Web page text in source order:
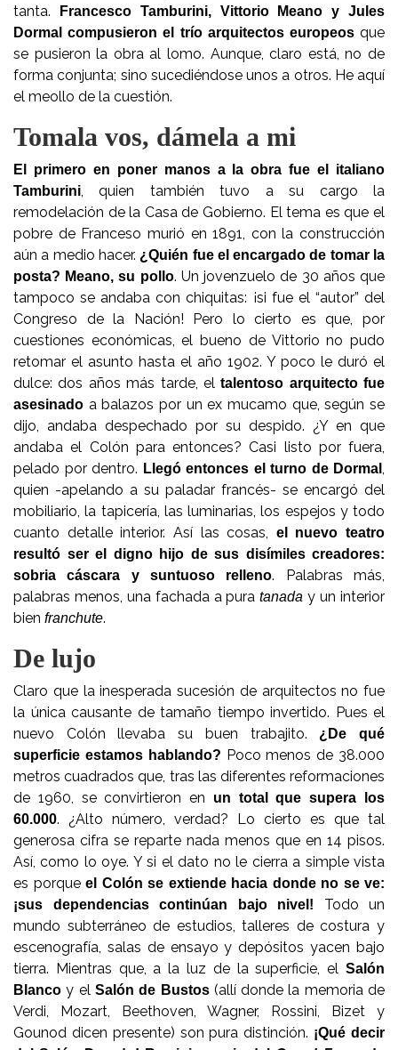
tanta.
Francesco Tamburini, Vittorio Meano y Jules
Dormal compusieron el trío arquitectos europeosque
se pusieron la obra al lomo. Aunque, claro está, no de
forma conjunta; sino sucediéndose unos a otros. He aquí
el meollo de la cuestión.
Tomala vos, dámela a mi
El primero en poner manos a la obra fue el italiano
Tamburini, quien también tuvo a su cargo la
remodelación de la Casa de Gobierno. El tema es que el
pobre de Franceso murió en 1891, con la construcción
aún a medio hacer. ¿Quién fue el encargado de tomar la
posta? Meano, su pollo. Un jovenzuelo de 30 años que
tampoco se andaba con chiquitas: ¡si fue el “autor” del
Congreso de la Nación! Pero lo cierto es que, por
cuestiones económicas, el bueno de Vittorio no pudo
retomar el asunto hasta el año 1902. Y poco le duró el
dulce: dos años más tarde, eltalentoso arquitecto fue
asesinado a balazos por un ex mucamo que, según se
dijo, andaba despechado por su despido. ¿Y en que
andaba el Colón para entonces? Casi listo por fuera,
pelado por dentro. Llegó entonces el turno de Dormal ,
quien -apelando a su paladar francés- se encargó del
mobiliario, la tapicería, las luminarias, los espejos y todo
cuanto detalle interior. Así las cosas, el nuevo teatro
resultó ser el digno hijo de sus disímiles creadores:
sobria cáscara y suntuoso relleno. Palabras más,
palabras menos, una fachada a puratanada y un interior
bien franchute.
De lujo
Claro que la inesperada sucesión de arquitectos no fue
la única causante de tamaño tiempo invertido. Pues el
nuevo Colón llevaba su buen trabajito.
¿De qué
superficie estamos hablando? Poco menos de 38.000
metros cuadrados que, tras las diferentes reformaciones
de 1960, se convirtieron en
un total que supera los
60.000. ¿Alto número, verdad? Lo cierto es que tal
generosa cifra se reparte nada menos que en 14 pisos.
Así, como lo oye. Y si el dato no le cierra a simple vista
es porque el Colón se extiende hacia donde no se ve:
¡sus dependencias
continúan bajo nivel! Todo un
mundo subterráneo de estudios, talleres de costura y
escenografía, salas de ensayo y depósitos yacen bajo
tierra. Mientras que, a la luz de la superficie, el Salón
Blanco y el Salón de Bustos(allí donde la memoria de
Verdi, Mozart, Beethoven, Wagner, Rossini, Bizet y
Gounod dicen presente) son pura distinción. ¡Qué decir